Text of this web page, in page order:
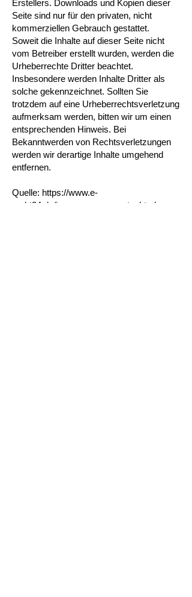
Erstellers. Downloads und Kopien dieser
Seite sind nur für den privaten, nicht
kommerziellen Gebrauch gestattet.
Soweit die Inhalte auf dieser Seite nicht
vom Betreiber erstellt wurden, werden die
Urheberrechte Dritter beachtet.
Insbesondere werden Inhalte Dritter als
solche gekennzeichnet. Sollten Sie
trotzdem auf eine Urheberrechtsverletzung
aufmerksam werden, bitten wir um einen
entsprechenden Hinweis. Bei
Bekanntwerden von Rechtsverletzungen
werden wir derartige Inhalte umgehend
entfernen.
Quelle: https://www.e-
recht24.de/impressumgenerator.html